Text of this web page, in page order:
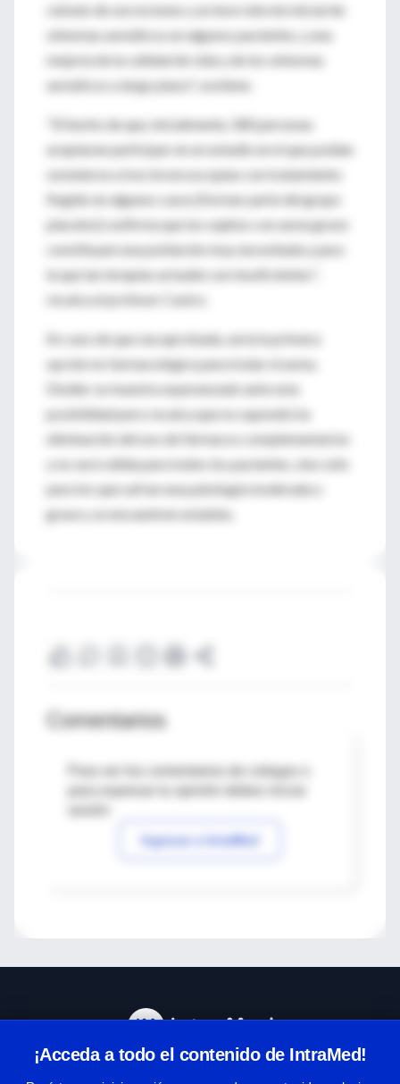
cúmulo de secreciones y un leve rebrote inicial de
síntomas asmáticos en algunos pacientes, y una
mejoría de la calidad de vida y de los síntomas
asmáticos a largo plazo", sostiene.
"El hecho de que, inicialmente, 580 personas
aceptaran participar en un estudio en el que podían
someterse a tres broncoscopias con tratamiento
fingido en algunos casos [formar parte del grupo
placebo] confirma que los sujetos con asma grave
constituyen una población muy necesitada y para
la que las terapias actuales son insuficientes",
recalca el profesor Castro.
En caso de que sea aprobada, sería la primera
opción no farmacológica para tratar el asma.
Disdier se muestra esperanzado ante esta
posibilidad pero recalca que no supondrá la
eliminación del uso de fármacos complementarios
y no será válida para todos los pacientes, sino sólo
para los que sufran una patología moderada o
grave y se encuentren estables.
Comentarios
Para ver los comentarios de colegas o
Ingresar a IntraMed
¡Acceda a todo el contenido de IntraMed!